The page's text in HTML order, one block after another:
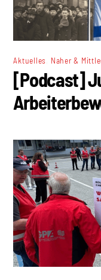
Aktuelles Naher &
[Podcast]